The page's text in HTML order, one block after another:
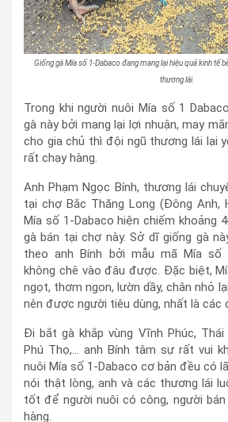
Giống gà Mía số 1-Dabaco đang mang lại hiệu quả kinh tế
thương lái.
Trong khi người nuôi Mía số 1
gà này bởi mang lại lợi nhuận, may
cho gia chủ thì đội ngũ thương lái lại
rất chạy hàng.
Anh Phạm Ngọc Bính, thương lái
tại chợ Bắc Thăng Long (Đông Anh,
Mía số 1-Dabaco hiện chiếm khoảng
gà bán tại chợ này. Sở dĩ giống gà
theo anh Bính bởi mẫu mã Mía số
không chê vào đâu được. Đặc biệt,
ngọt, thơm ngon, lườn dầy, chân nhỏ
nên được người tiêu dùng, nhất là các
Đi bắt gà khắp vùng Vĩnh Phúc, Thái
Phú Thọ,... anh Bính tâm sự rất vui
nuôi Mía số 1-Dabaco cơ bản đều có
nói thật lòng, anh và các thương lái
tốt để người nuôi có công, người
hàng.